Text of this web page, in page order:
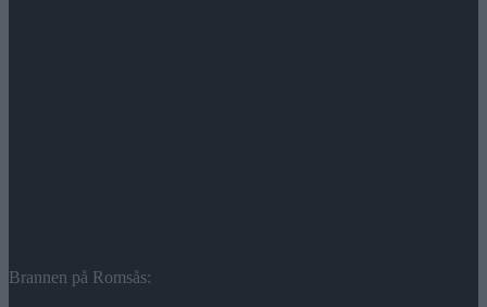
Brannen på Romsås: